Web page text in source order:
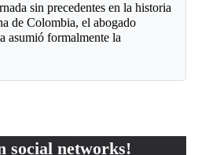
sin precedentes en la historia
de Colombia, el abogado
asumió formalmente la
social networks!